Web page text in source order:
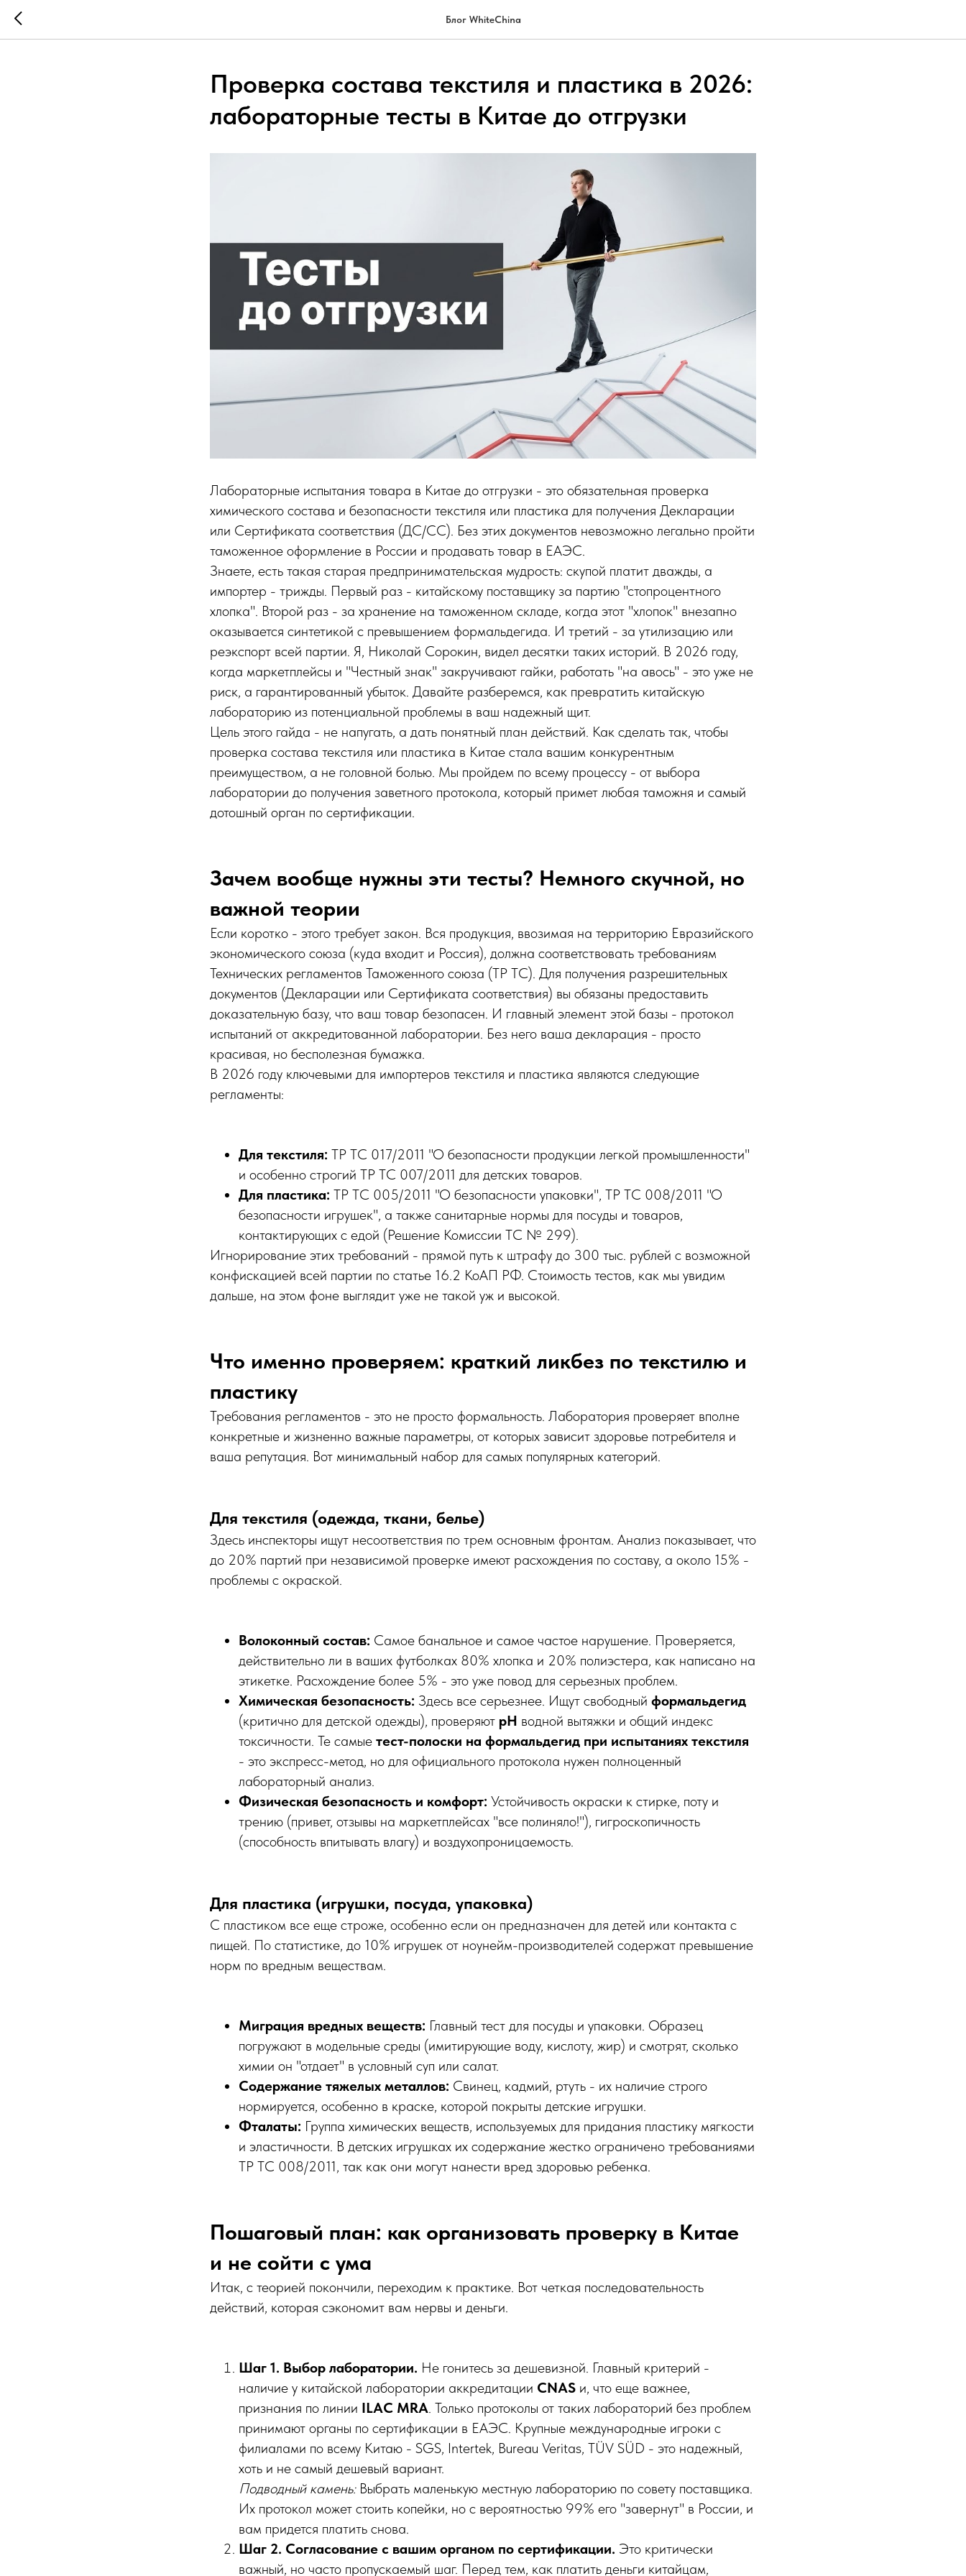
Блог WhiteChina
Проверка состава текстиля и пластика в 2026:
лабораторные тесты в Китае до отгрузки
Лабораторные испытания товара в Китае до отгрузки - это обязательная проверка
химического состава и безопасности текстиля или пластика для получения Декларации
или Сертификата соответствия (ДС/СС). Без этих документов невозможно легально пройти
таможенное оформление в России и продавать товар в ЕАЭС.
Знаете, есть такая старая предпринимательская мудрость: скупой платит дважды, а
импортер - трижды. Первый раз - китайскому поставщику за партию "стопроцентного
хлопка". Второй раз - за хранение на таможенном складе, когда этот "хлопок" внезапно
оказывается синтетикой с превышением формальдегида. И третий - за утилизацию или
реэкспорт всей партии. Я, Николай Сорокин, видел десятки таких историй. В 2026 году,
когда маркетплейсы и "Честный знак" закручивают гайки, работать "на авось" - это уже не
риск, а гарантированный убыток. Давайте разберемся, как превратить китайскую
лабораторию из потенциальной проблемы в ваш надежный щит.
Цель этого гайда - не напугать, а дать понятный план действий. Как сделать так, чтобы
проверка состава текстиля или пластика в Китае стала вашим конкурентным
преимуществом, а не головной болью. Мы пройдем по всему процессу - от выбора
лаборатории до получения заветного протокола, который примет любая таможня и самый
дотошный орган по сертификации.
Зачем вообще нужны эти тесты? Немного скучной, но
важной теории
Если коротко - этого требует закон. Вся продукция, ввозимая на территорию Евразийского
экономического союза (куда входит и Россия), должна соответствовать требованиям
Технических регламентов Таможенного союза (ТР ТС). Для получения разрешительных
документов (Декларации или Сертификата соответствия) вы обязаны предоставить
доказательную базу, что ваш товар безопасен. И главный элемент этой базы - протокол
испытаний от аккредитованной лаборатории. Без него ваша декларация - просто
красивая, но бесполезная бумажка.
В 2026 году ключевыми для импортеров текстиля и пластика являются следующие
регламенты:
Для текстиля: ТР ТС 017/2011 "О безопасности продукции легкой промышленности"
и особенно строгий ТР ТС 007/2011 для детских товаров.
Для пластика: ТР ТС 005/2011 "О безопасности упаковки", ТР ТС 008/2011 "О
безопасности игрушек", а также санитарные нормы для посуды и товаров,
контактирующих с едой (Решение Комиссии ТС № 299).
Игнорирование этих требований - прямой путь к штрафу до 300 тыс. рублей с возможной
конфискацией всей партии по статье 16.2 КоАП РФ. Стоимость тестов, как мы увидим
дальше, на этом фоне выглядит уже не такой уж и высокой.
Что именно проверяем: краткий ликбез по текстилю и
пластику
Требования регламентов - это не просто формальность. Лаборатория проверяет вполне
конкретные и жизненно важные параметры, от которых зависит здоровье потребителя и
ваша репутация. Вот минимальный набор для самых популярных категорий.
Для текстиля (одежда, ткани, белье)
Здесь инспекторы ищут несоответствия по трем основным фронтам. Анализ показывает, что
до 20% партий при независимой проверке имеют расхождения по составу, а около 15% -
проблемы с окраской.
Волоконный состав: Самое банальное и самое частое нарушение. Проверяется,
действительно ли в ваших футболках 80% хлопка и 20% полиэстера, как написано на
этикетке. Расхождение более 5% - это уже повод для серьезных проблем.
Химическая безопасность: Здесь все серьезнее. Ищут свободный формальдегид
(критично для детской одежды), проверяют pH водной вытяжки и общий индекс
токсичности. Те самые тест-полоски на формальдегид при испытаниях текстиля
- это экспресс-метод, но для официального протокола нужен полноценный
лабораторный анализ.
Физическая безопасность и комфорт: Устойчивость окраски к стирке, поту и
трению (привет, отзывы на маркетплейсах "все полиняло!"), гигроскопичность
(способность впитывать влагу) и воздухопроницаемость.
Для пластика (игрушки, посуда, упаковка)
С пластиком все еще строже, особенно если он предназначен для детей или контакта с
пищей. По статистике, до 10% игрушек от ноунейм-производителей содержат превышение
норм по вредным веществам.
Миграция вредных веществ: Главный тест для посуды и упаковки. Образец
погружают в модельные среды (имитирующие воду, кислоту, жир) и смотрят, сколько
химии он "отдает" в условный суп или салат.
Содержание тяжелых металлов: Свинец, кадмий, ртуть - их наличие строго
нормируется, особенно в краске, которой покрыты детские игрушки.
Фталаты: Группа химических веществ, используемых для придания пластику мягкости
и эластичности. В детских игрушках их содержание жестко ограничено требованиями
ТР ТС 008/2011, так как они могут нанести вред здоровью ребенка.
Пошаговый план: как организовать проверку в Китае
и не сойти с ума
Итак, с теорией покончили, переходим к практике. Вот четкая последовательность
действий, которая сэкономит вам нервы и деньги.
Шаг 1. Выбор лаборатории. Не гонитесь за дешевизной. Главный критерий -
наличие у китайской лаборатории аккредитации CNAS и, что еще важнее,
признания по линии ILAC MRA. Только протоколы от таких лабораторий без проблем
принимают органы по сертификации в ЕАЭС. Крупные международные игроки с
филиалами по всему Китаю - SGS, Intertek, Bureau Veritas, TÜV SÜD - это надежный,
хоть и не самый дешевый вариант.
Подводный камень:Выбрать маленькую местную лабораторию по совету поставщика.
Их протокол может стоить копейки, но с вероятностью 99% его "завернут" в России, и
вам придется платить снова.
Шаг 2. Согласование с вашим органом по сертификации. Это критически
важный, но часто пропускаемый шаг. Перед тем, как платить деньги китайцам,